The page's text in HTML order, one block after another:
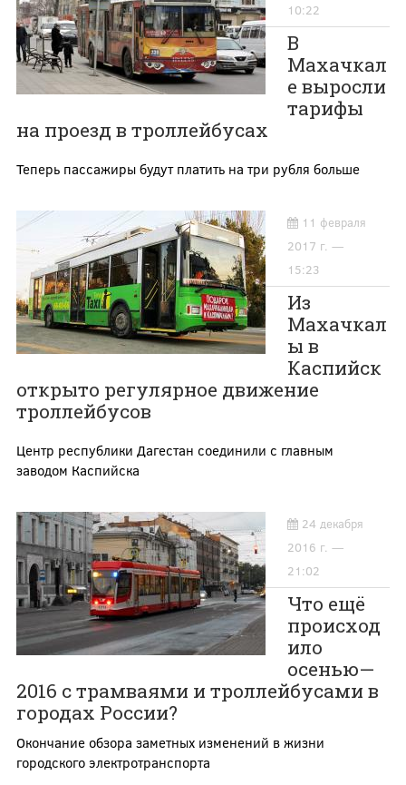
10:22
В
Махачкал
е выросли
тарифы
на проезд в троллейбусах
Теперь пассажиры будут платить на три рубля больше
11 февраля
2017 г. —
15:23
Из
Махачкал
ы в
Каспийск
открыто регулярное движение
троллейбусов
Центр республики Дагестан соединили с главным
заводом Каспийска
24 декабря
2016 г. —
21:02
Что ещё
происход
ило
осенью—
2016 с трамваями и троллейбусами в
городах России?
Окончание обзора заметных изменений в жизни
городского электротранспорта